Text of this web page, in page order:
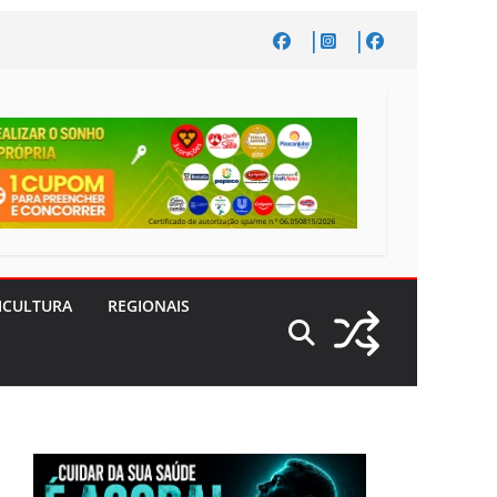
REGIONAIS